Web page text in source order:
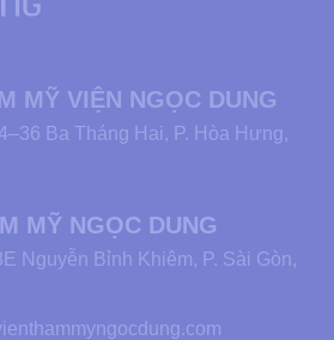
MỸ VIỆN NGỌC DUNG
Ba Tháng Hai, P. Hòa Hưng,
MỸ NGỌC DUNG
Nguyễn Bỉnh Khiêm, P. Sài Gòn,